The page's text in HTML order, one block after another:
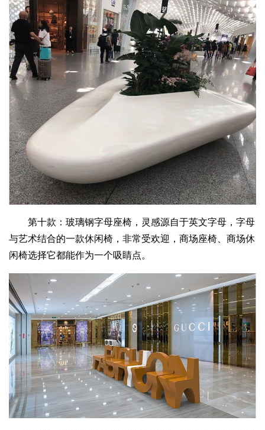
第十款：玻璃钢字母座椅，灵感源自于英文字母，字母
与艺术结合的一款休闲椅，非常受欢迎，商场座椅、商场休
闲椅选择它都能作为一个吸睛点。